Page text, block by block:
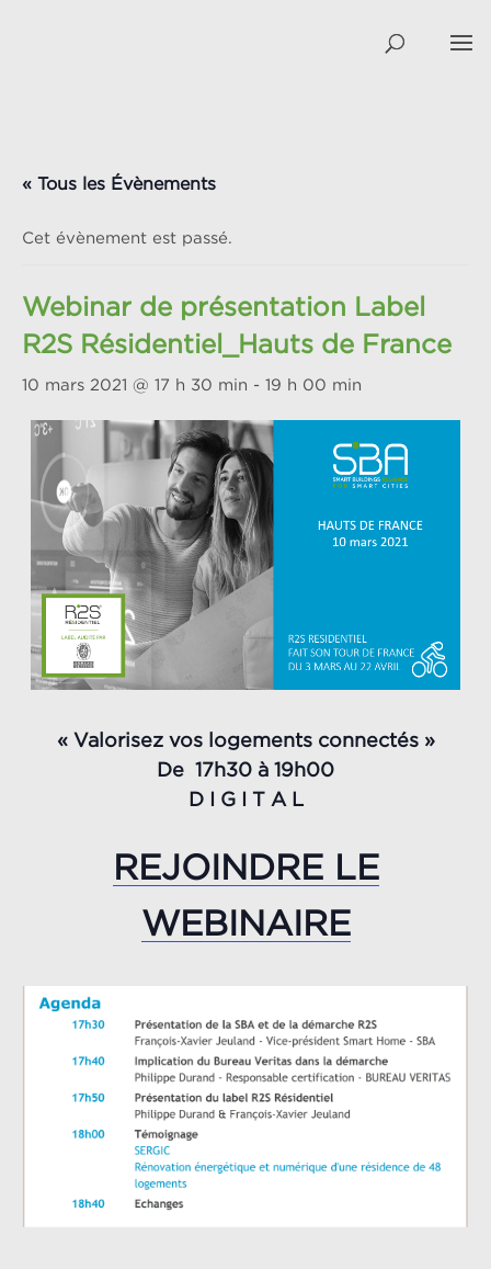
« Tous les Évènements
Cet évènement est passé.
Webinar de présentation Label
R2S Résidentiel_Hauts de France
10 mars 2021 @ 17 h 30 min - 19 h 00 min
« Valorisez vos logements connectés »
De 17h30 à 19h00
D I G I T A L
REJOINDRE LE
WEBINAIRE